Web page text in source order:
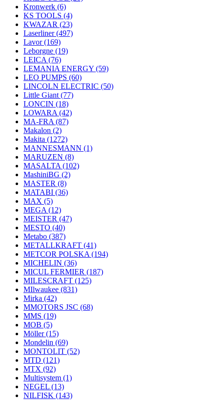
Kronwerk (6)
KS TOOLS (4)
KWAZAR (23)
Laserliner(497)
Lavor(169)
Leborgne (19)
LEICA (76)
LEMANIA ENERGY (59)
LEO PUMPS (60)
LINCOLN ELECTRIC (50)
Little Giant (77)
LONCIN (18)
LOWARA (42)
MA-FRA (87)
Makalon (2)
Makita (1272)
MANNESMANN (1)
MARUZEN (8)
MASALTA (102)
MashiniBG (2)
MASTER (8)
MATABI (36)
MAX (5)
MEGA (12)
MEISTER (47)
MESTO (40)
Metabo (387)
METALLKRAFT (41)
METCOR POLSKA (194)
MICHELIN (36)
MICUL FERMIER (187)
MILESCRAFT (125)
MIlwaukee (831)
Mirka (42)
MMOTORS JSC (68)
MMS (19)
MOB (5)
Möller(15)
Mondelin (69)
MONTOLIT (52)
MTD (121)
MTX (92)
Multisystem (1)
NEGEL (13)
NILFISK (143)